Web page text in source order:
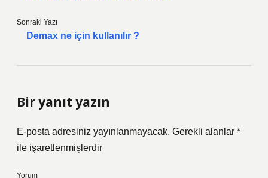
Sonraki Yazı
Demax ne için kullanılır ?
Bir yanıt yazın
E-posta adresiniz yayınlanmayacak. Gerekli alanlar *
ile işaretlenmişlerdir
Yorum